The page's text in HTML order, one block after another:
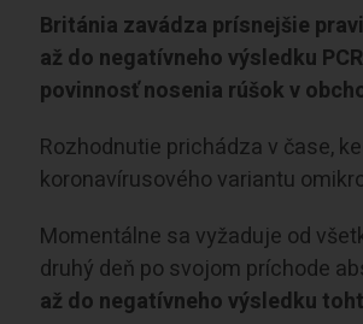
Británia zavádza prísnejšie
až do negatívneho výsledku
povinnosť nosenia rúšok v
Rozhodnutie prichádza v čase,
koronavírusového variantu
Momentálne sa vyžaduje od
druhý deň po svojom príchode
až do negatívneho výsledku